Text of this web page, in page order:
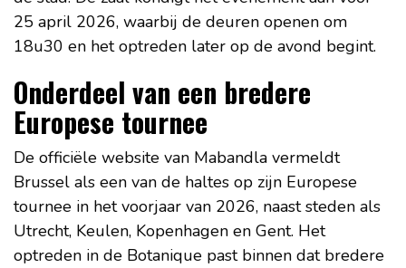
25 april 2026, waarbij de deuren openen om
18u30 en het optreden later op de avond begint.
Onderdeel van een bredere
Europese tournee
De officiële website van Mabandla vermeldt
Brussel als een van de haltes op zijn Europese
tournee in het voorjaar van 2026, naast steden als
Utrecht, Keulen, Kopenhagen en Gent. Het
optreden in de Botanique past binnen dat bredere